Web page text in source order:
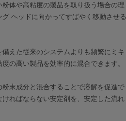
体や高粘度の製品を取り扱う場合の理
ヘッドに向かってすばやく移動させる
えた従来のシステムよりも頻繁にミキ
の高い製品を効率的に混合できます。
末成分と混合することで溶解を促進で
ればならない安定剤を、安定した流れ